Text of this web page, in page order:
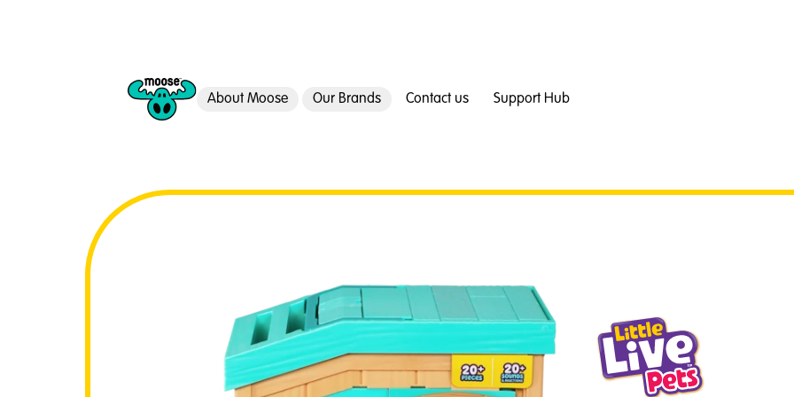
About Moose Our Brands Contact us Support Hub